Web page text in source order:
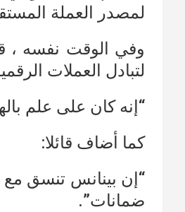
لمصدر العملة
وفي الوقت نفسه ،
لتبادل العملات
“إنه كان على علم
كما أضاف قائلا:
“إن بينانس تنسق مع
ضمانات”.